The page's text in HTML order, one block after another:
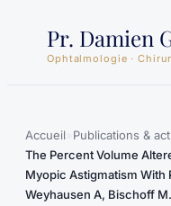
contenu
Pr. Damien
Ophtalmologie ·
Accueil Publications &
The Percent Volume
Myopic Astigmatism With
Weyhausen A, Bischoff